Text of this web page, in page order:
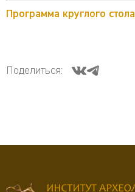
Программа круглого стола
Поделиться: